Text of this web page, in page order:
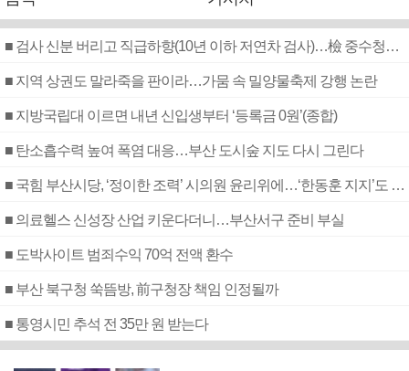
■ 검사 신분 버리고 직급하향(10년 이하 저연차 검사)…檢 중수청행 기피
■ 지역 상권도 말라죽을 판이라…가뭄 속 밀양물축제 강행 논란
■ 지방국립대 이르면 내년 신입생부터 ‘등록금 0원’(종합)
■ 탄소흡수력 높여 폭염 대응…부산 도시숲 지도 다시 그린다
■ 국힘 부산시당, ‘정이한 조력’ 시의원 윤리위에…‘한동훈 지지’도 신고접수
■ 의료헬스 신성장 산업 키운다더니…부산서구 준비 부실
■ 도박사이트 범죄수익 70억 전액 환수
■ 부산 북구청 쑥뜸방, 前구청장 책임 인정될까
■ 통영시민 추석 전 35만 원 받는다